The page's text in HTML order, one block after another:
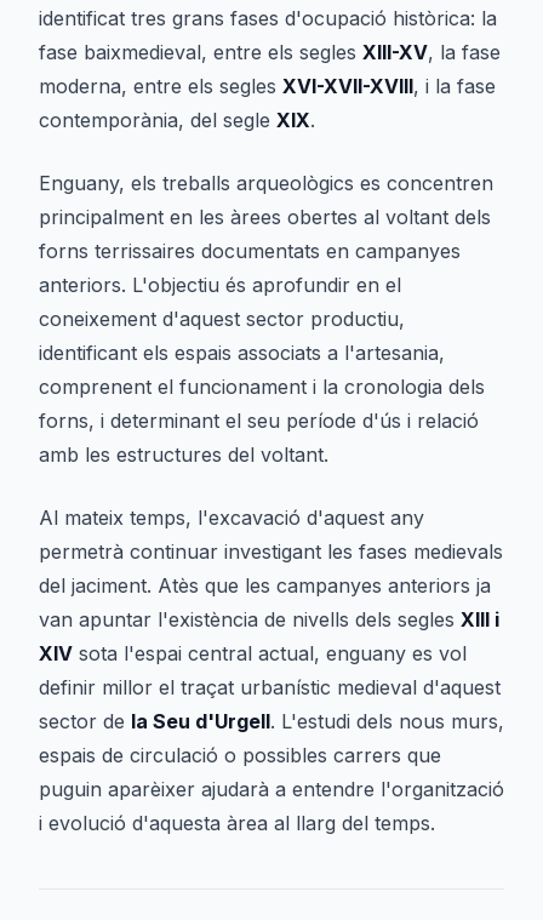
identificat tres grans fases d'ocupació històrica: la
fase baixmedieval, entre els segles XIII-XV, la fase
moderna, entre els segles XVI-XVII-XVIII, i la fase
contemporània, del segle XIX.
Enguany, els treballs arqueològics es concentren
principalment en les àrees obertes al voltant dels
forns terrissaires documentats en campanyes
anteriors. L'objectiu és aprofundir en el
coneixement d'aquest sector productiu,
identificant els espais associats a l'artesania,
comprenent el funcionament i la cronologia dels
forns, i determinant el seu període d'ús i relació
amb les estructures del voltant.
Al mateix temps, l'excavació d'aquest any
permetrà continuar investigant les fases medievals
del jaciment. Atès que les campanyes anteriors ja
van apuntar l'existència de nivells dels segles XIII i
XIV sota l'espai central actual, enguany es vol
definir millor el traçat urbanístic medieval d'aquest
sector de la Seu d'Urgell. L'estudi dels nous murs,
espais de circulació o possibles carrers que
puguin aparèixer ajudarà a entendre l'organització
i evolució d'aquesta àrea al llarg del temps.